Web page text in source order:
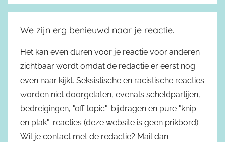
We zijn erg benieuwd naar je reactie.
Het kan even duren voor je reactie voor anderen
zichtbaar wordt omdat de redactie er eerst nog
even naar kijkt. Seksistische en racistische reacties
worden niet doorgelaten, evenals scheldpartijen,
bedreigingen, "off topic"-bijdragen en pure "knip
en plak"-reacties (deze website is geen prikbord).
Wil je contact met de redactie? Mail dan: